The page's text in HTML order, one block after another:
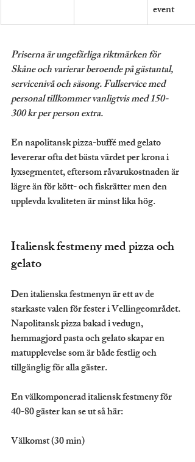
event
Priserna är ungefärliga riktmärken för
Skåne och varierar beroende på gästantal,
servicenivå och säsong. Fullservice med
personal tillkommer vanligtvis med 150-
300 kr per person extra.
En napolitansk pizza-buffé med gelato
levererar ofta det bästa värdet per krona i
lyxsegmentet, eftersom råvarukostnaden är
lägre än för kött- och fiskrätter men den
upplevda kvaliteten är minst lika hög.
Italiensk festmeny med pizza och
gelato
Den italienska festmenyn är ett av de
starkaste valen för fester i Vellingeområdet.
Napolitansk pizza bakad i vedugn,
hemmagjord pasta och gelato skapar en
matupplevelse som är både festlig och
tillgänglig för alla gäster.
En välkomponerad italiensk festmeny för
40-80 gäster kan se ut så här:
Välkomst (30 min)